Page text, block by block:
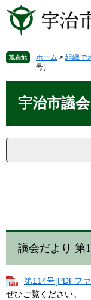
先
で
を
ば
現在地 ホーム > 組織で
号）
宇治市議
議会だより 第
第114号[PDFフ
ぜひご覧ください。